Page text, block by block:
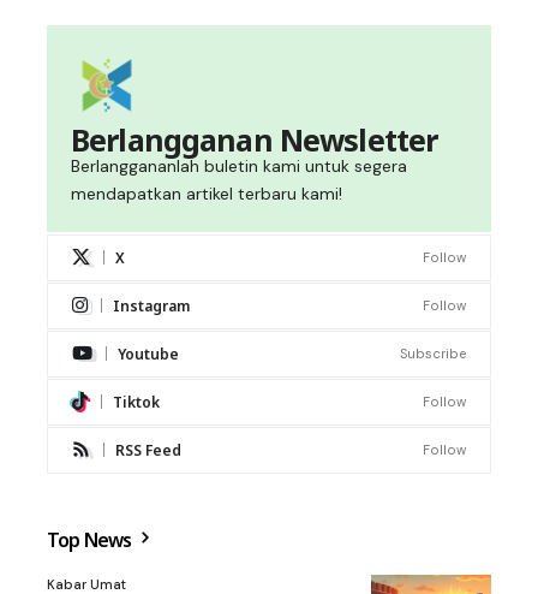
Berlangganan Newsletter
Berlanggananlah buletin kami untuk segera
mendapatkan artikel terbaru kami!
X Follow
Instagram Follow
Youtube Subscribe
Tiktok Follow
RSS Feed Follow
Top News
Kabar Umat